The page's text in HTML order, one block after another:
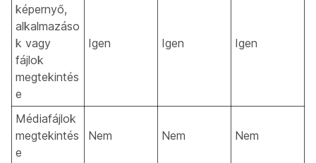
képernyő,
alkalmazáso
k vagy
fájlok
megtekintés
e
Igen Igen Igen
Médiafájlok
megtekintés
e
Nem Nem Nem